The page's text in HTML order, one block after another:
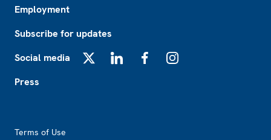
Employment
Subscribe for updates
Social media
Press
Terms of Use